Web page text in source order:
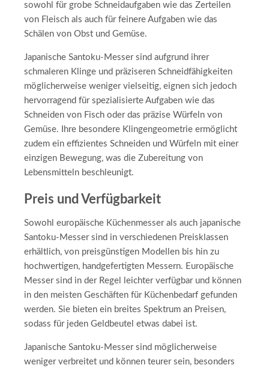
sowohl für grobe Schneidaufgaben wie das Zerteilen
von Fleisch als auch für feinere Aufgaben wie das
Schälen von Obst und Gemüse.
Japanische Santoku-Messer sind aufgrund ihrer
schmaleren Klinge und präziseren Schneidfähigkeiten
möglicherweise weniger vielseitig, eignen sich jedoch
hervorragend für spezialisierte Aufgaben wie das
Schneiden von Fisch oder das präzise Würfeln von
Gemüse. Ihre besondere Klingengeometrie ermöglicht
zudem ein effizientes Schneiden und Würfeln mit einer
einzigen Bewegung, was die Zubereitung von
Lebensmitteln beschleunigt.
Preis und Verfügbarkeit
Sowohl europäische Küchenmesser als auch japanische
Santoku-Messer sind in verschiedenen Preisklassen
erhältlich, von preisgünstigen Modellen bis hin zu
hochwertigen, handgefertigten Messern. Europäische
Messer sind in der Regel leichter verfügbar und können
in den meisten Geschäften für Küchenbedarf gefunden
werden. Sie bieten ein breites Spektrum an Preisen,
sodass für jeden Geldbeutel etwas dabei ist.
Japanische Santoku-Messer sind möglicherweise
weniger verbreitet und können teurer sein, besonders